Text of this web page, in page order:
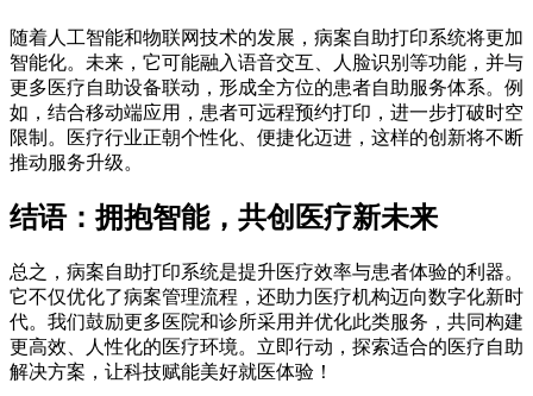
随着人工智能和物联网技术的发展，病案自助打印系统将更加
智能化。未来，它可能融入语音交互、人脸识别等功能，并与
更多医疗自助设备联动，形成全方位的患者自助服务体系。例
如，结合移动端应用，患者可远程预约打印，进一步打破时空
限制。医疗行业正朝个性化、便捷化迈进，这样的创新将不断
推动服务升级。
结语：拥抱智能，共创医疗新未来
总之，病案自助打印系统是提升医疗效率与患者体验的利器。
它不仅优化了病案管理流程，还助力医疗机构迈向数字化新时
代。我们鼓励更多医院和诊所采用并优化此类服务，共同构建
更高效、人性化的医疗环境。立即行动，探索适合的医疗自助
解决方案，让科技赋能美好就医体验！